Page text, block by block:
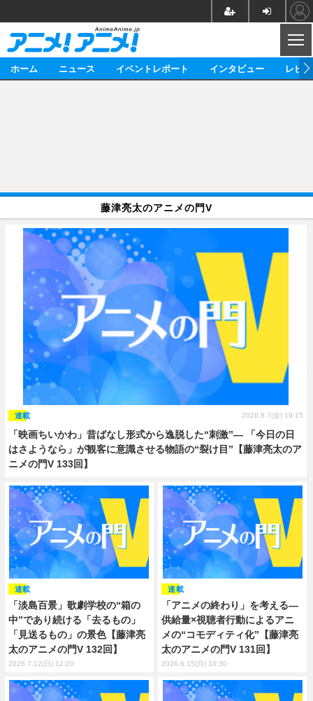
イベント
海外イベント ビジネス
俳優・タレント アーティスト
ビジネス
レビュー
アニメ 実写
書評
ゲーム 座談会
動画
アニメ
アニメ！アニメ！TV ABEMA Cafe
連載・コラム
ホーム ニュース イベントレポート インタビュー レビ
藤津亮太のアニメの門V
「映画ちいかわ」昔ばなし形式から逸脱した“刺激”― 「今日の日
はさようなら」が観客に意識させる物語の“裂け目”【藤津亮太のア
ニメの門V 133回】
連載 2026.8.7(金) 19:15
「淡島百景」歌劇学校の“箱の
中”であり続ける「去るもの」
「見送るもの」の景色【藤津亮
太のアニメの門V 132回】
連載
2026.7.12(日) 12:20
「アニメの終わり」を考える―
供給量×視聴者行動によるアニ
メの“コモディティ化”【藤津亮
太のアニメの門V 131回】
連載
2026.6.15(月) 10:30